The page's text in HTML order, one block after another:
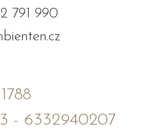
791 990
- 6332940207